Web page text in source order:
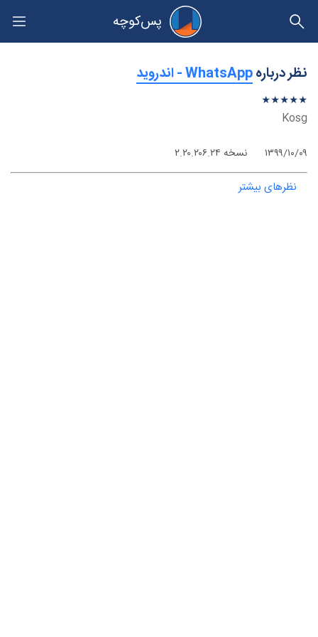
پس‌کوچه
حریم خصوصی
نظر درباره‫WhatsApp - اندروید
★★★★★
★
★
★
★
★
Kosg
۱۳۹۹/۱۰/۰۹ نسخه ۲.۲۰.۲۰۶.۲۴
نظرهای بیشتر